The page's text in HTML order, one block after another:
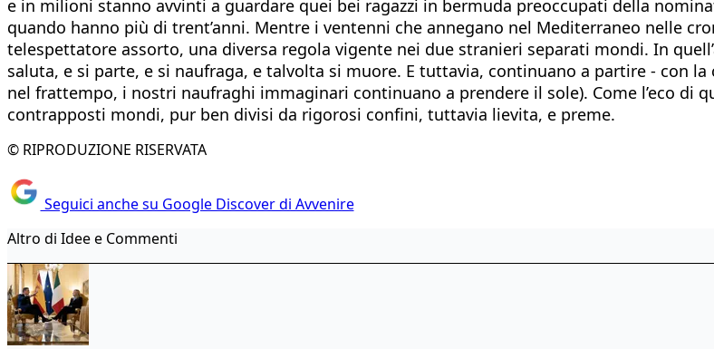
e in milioni stanno avvinti a guardare quei bei ragazzi in bermuda preoccupati della
quando hanno più di trent’anni. Mentre i ventenni che annegano nel Mediterraneo nelle
telespettatore assorto, una diversa regola vigente nei due stranieri separati mondi. In
saluta, e si parte, e si naufraga, e talvolta si muore. E tuttavia, continuano a partire - con
nel frattempo, i nostri naufraghi immaginari continuano a prendere il sole). Come l’eco di
contrapposti mondi, pur ben divisi da rigorosi confini, tuttavia lievita, e preme.
© RIPRODUZIONE RISERVATA
Seguici anche su Google Discover di Avvenire
Altro di Idee e Commenti